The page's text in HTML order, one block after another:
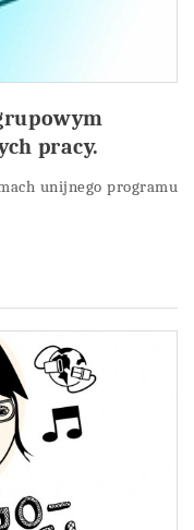
pracy.
unijnego programu